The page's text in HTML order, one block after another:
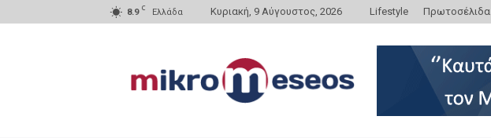
8.9 C Ελλάδα Κυριακή, 9 Αύγουστος, 2026 Lifestyle Πρωτοσέλιδα